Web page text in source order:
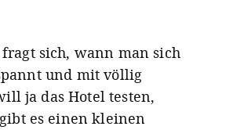
sich, wann man sich
und mit völlig
ja das Hotel testen,
es einen kleinen